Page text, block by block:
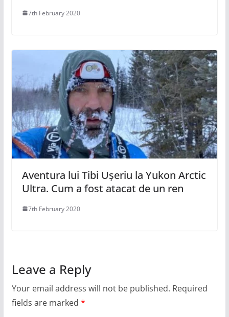
7th February 2020
Aventura lui Tibi Ușeriu la Yukon Arctic
Ultra. Cum a fost atacat de un ren
7th February 2020
Leave a Reply
Your email address will not be published. Required
fields are marked *